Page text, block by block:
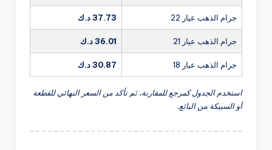
جرام الذهب عيار 22 37.73 د.ك
جرام الذهب عيار 21 36.01 د.ك
جرام الذهب عيار 18 30.87 د.ك
استخدم الجدول كمرجع للمقارنة، ثم تأكد من السعر النهائي للقطعة
أو السبيكة من البائع.